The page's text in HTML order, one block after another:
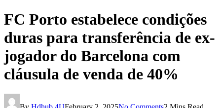
FC Porto estabelece condições
duras para transferência de ex-
jogador do Barcelona com
cláusula de venda de 40%